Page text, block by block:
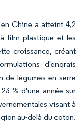
Chine a atteint 4,2
film plastique et les
croissance, créant
d'engrais
de légumes en serre
% d'une année sur
visant à
au-delà du coton.